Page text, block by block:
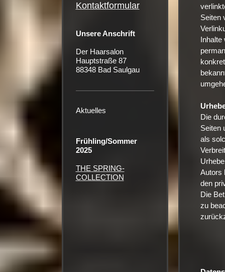
Kontaktformular
Unsere Anschrift
Der Haarsalon
Hauptstraße 87
88348 Bad Saulgau
Aktuelles
Frühling/Sommer
2025
THE SPRING-
COLLECTION
Seiten
Inhalte
Die
Seiten
als
Autors
den
Die
zu